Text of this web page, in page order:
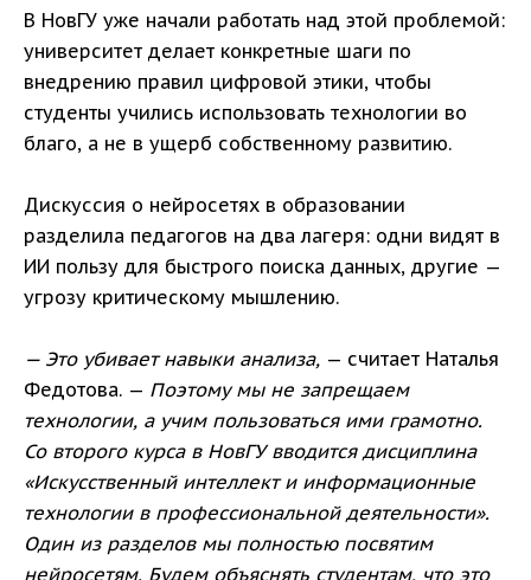
В НовГУ уже начали работать над этой проблемой:
университет делает конкретные шаги по
внедрению правил цифровой этики, чтобы
студенты учились использовать технологии во
благо, а не в ущерб собственному развитию.
Дискуссия о нейросетях в образовании
разделила педагогов на два лагеря: одни видят в
ИИ пользу для быстрого поиска данных, другие —
угрозу критическому мышлению.
— Это убивает навыки анализа, — считает Наталья
Федотова. — Поэтому мы не запрещаем
технологии, а учим пользоваться ими грамотно.
Со второго курса в НовГУ вводится дисциплина
«Искусственный интеллект и информационные
технологии в профессиональной деятельности».
Один из разделов мы полностью посвятим
нейросетям. Будем объяснять студентам, что это